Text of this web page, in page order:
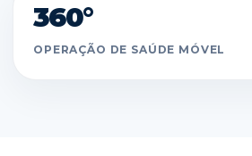
360°
OPERAÇÃO DE SAÚDE MÓVEL